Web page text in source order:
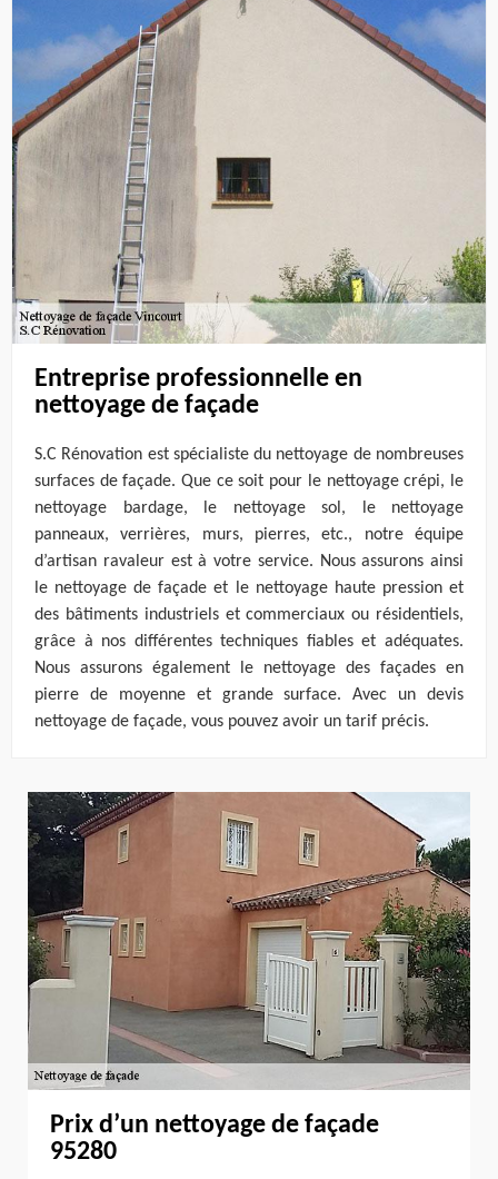
Entreprise professionnelle en
nettoyage de façade
S.C Rénovation est spécialiste du nettoyage de nombreuses
surfaces de façade. Que ce soit pour le nettoyage crépi, le
nettoyage bardage, le nettoyage sol, le nettoyage
panneaux, verrières, murs, pierres, etc., notre équipe
d’artisan ravaleur est à votre service. Nous assurons ainsi
le nettoyage de façade et le nettoyage haute pression et
des bâtiments industriels et commerciaux ou résidentiels,
grâce à nos différentes techniques fiables et adéquates.
Nous assurons également le nettoyage des façades en
pierre de moyenne et grande surface. Avec un devis
nettoyage de façade, vous pouvez avoir un tarif précis.
Prix d’un nettoyage de façade
95280